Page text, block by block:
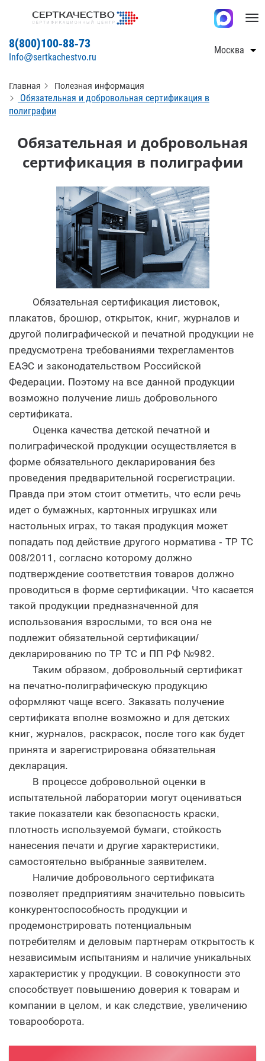
8(800)100-88-73
Info@sertkachestvo.ru
Москва
Главная Полезная информация
Обязательная и добровольная сертификация в
полиграфии
Обязательная и добровольная
сертификация в полиграфии
Обязательная сертификация листовок,
плакатов, брошюр, открыток, книг, журналов и
другой полиграфической и печатной продукции не
предусмотрена требованиями техрегламентов
ЕАЭС и законодательством Российской
Федерации. Поэтому на все данной продукции
возможно получение лишь добровольного
сертификата.
Оценка качества детской печатной и
полиграфической продукции осуществляется в
форме обязательного декларирования без
проведения предварительной госрегистрации.
Правда при этом стоит отметить, что если речь
идет о бумажных, картонных игрушках или
настольных играх, то такая продукция может
попадать под действие другого норматива - ТР ТС
008/2011, согласно которому должно
подтверждение соответствия товаров должно
проводиться в форме сертификации. Что касается
такой продукции предназначенной для
использования взрослыми, то вся она не
подлежит обязательной сертификации/
декларированию по ТР ТС и ПП РФ №982.
Таким образом, добровольный сертификат
на печатно-полиграфическую продукцию
оформляют чаще всего. Заказать получение
сертификата вполне возможно и для детских
книг, журналов, раскрасок, после того как будет
принята и зарегистрирована обязательная
декларация.
В процессе добровольной оценки в
испытательной лаборатории могут оцениваться
такие показатели как безопасность краски,
плотность используемой бумаги, стойкость
нанесения печати и другие характеристики,
самостоятельно выбранные заявителем.
Наличие добровольного сертификата
позволяет предприятиям значительно повысить
конкурентоспособность продукции и
продемонстрировать потенциальным
потребителям и деловым партнерам открытость к
независимым испытаниям и наличие уникальных
характеристик у продукции. В совокупности это
способствует повышению доверия к товарам и
компании в целом, и как следствие, увеличению
товарооборота.